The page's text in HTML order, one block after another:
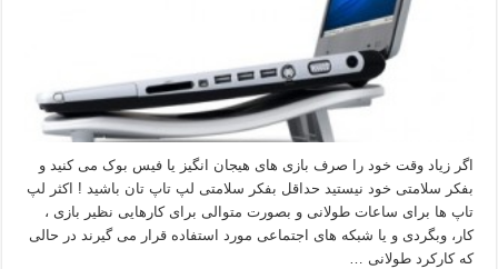
اگر زیاد وقت خود را صرف بازی های هیجان انگیز یا فیس بوک می کنید و
بفکر سلامتی خود نیستید حداقل بفکر سلامتی لپ تاپ تان باشید ! اکثر لپ
تاپ ها برای ساعات طولانی و بصورت متوالی برای کارهایی نظیر بازی ،
کار، وبگردی و یا شبکه های اجتماعی مورد استفاده قرار می گیرند در حالی
که کارکرد طولانی …